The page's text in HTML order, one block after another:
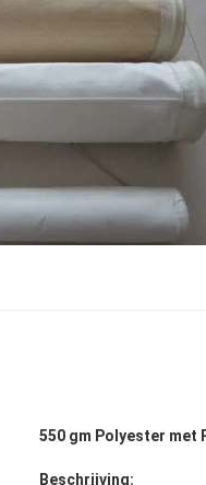
550 gm Polyester met
Beschrijving: